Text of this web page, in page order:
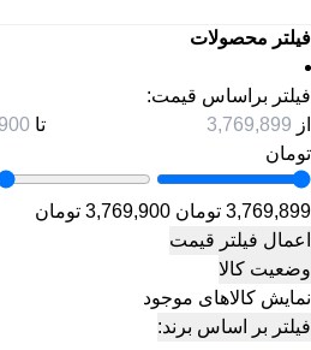
فیلتر محصولات
فیلتر براساس قیمت:
از
تا
تومان
3,769,899 تومان
3,769,900 تومان
اعمال فیلتر قیمت
وضعیت کالا
نمایش کالاهای موجود
فیلتر بر اساس برند: